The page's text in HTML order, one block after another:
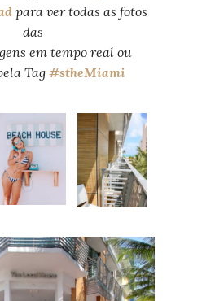
para ver todas as fotos
das
em tempo real ou
Tag #stheMiami